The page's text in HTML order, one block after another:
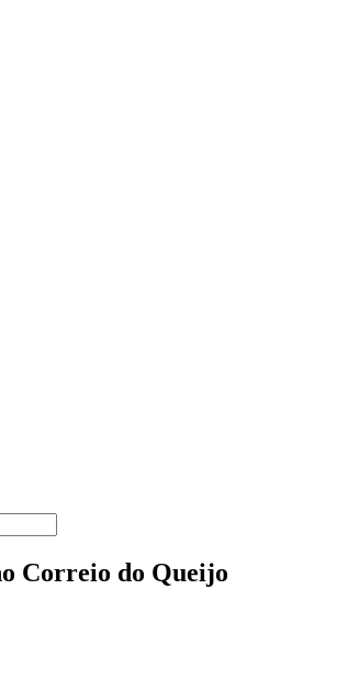
Correio do Queijo